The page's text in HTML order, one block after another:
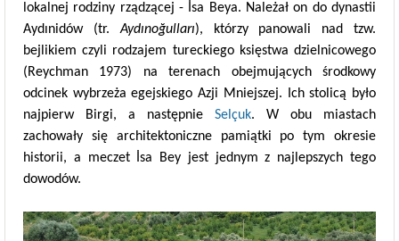
lokalnej rodziny rządzącej - İsa Beya. Należał on do dynastii
Aydınidów (tr.Aydınoğulları), którzy panowali nad tzw.
bejlikiem czyli rodzajem tureckiego księstwa dzielnicowego
(Reychman 1973) na terenach obejmujących środkowy
odcinek wybrzeża egejskiego Azji Mniejszej. Ich stolicą było
najpierw Birgi, a następnie Selçuk. W obu miastach
zachowały się architektoniczne pamiątki po tym okresie
historii, a meczet İsa Bey jest jednym z najlepszych tego
dowodów.